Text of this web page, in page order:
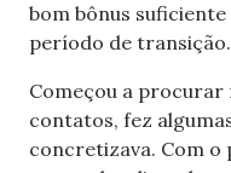
bom bônus
período de transição.
Começou a procurar
contatos, fez
concretizava. Com o